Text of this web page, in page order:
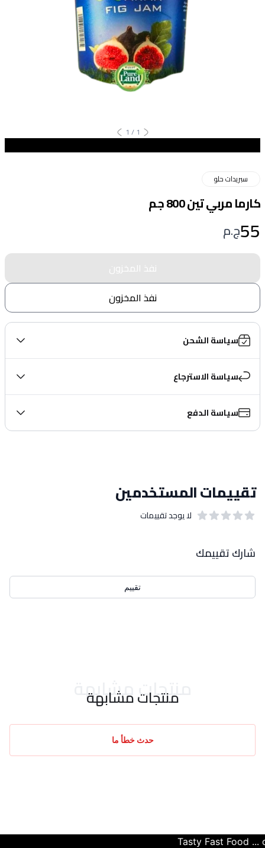
1
/
1
سبريدات حلو
كارما مربي تين 800 جم
55ج.م
نفذ المخزون
نفذ المخزون
سياسة الشحن
سياسة الاسترجاع
سياسة الدفع
تقييمات المستخدمين
لا يوجد تقييمات
شارك تقييمك
تقييم
منتجات مشابهة
منتجات مشابهة
حدث خطأ ما
Tasty Fast Food ...